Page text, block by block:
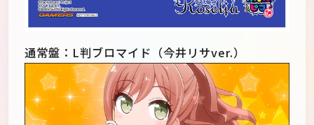
通常盤：L判ブロマイド（今井リサver.）